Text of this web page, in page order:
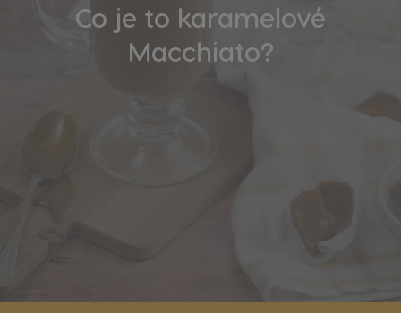
Co je to karamelové
Macchiato?